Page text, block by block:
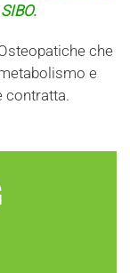
che
e
contratta.